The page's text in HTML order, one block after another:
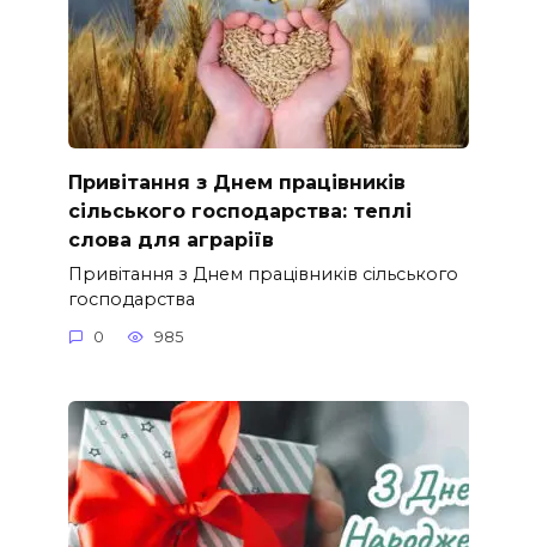
Привітання з Днем працівників
сільського господарства: теплі
слова для аграріїв
Привітання з Днем працівників сільського
господарства
0 985